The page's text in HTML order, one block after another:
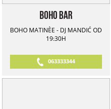
Boho Bar
BOHO MATINЀE - DJ MANDIĆ OD
19:30H
063333344